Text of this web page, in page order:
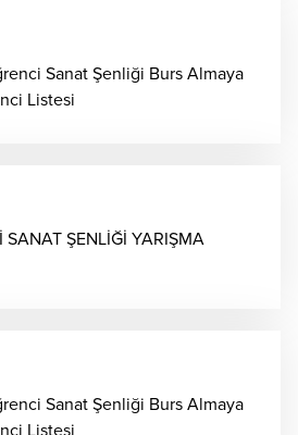
Sanat Şenliği Burs Almaya
Listesi
SANAT ŞENLİĞİ YARIŞMA
Sanat Şenliği Burs Almaya
Listesi